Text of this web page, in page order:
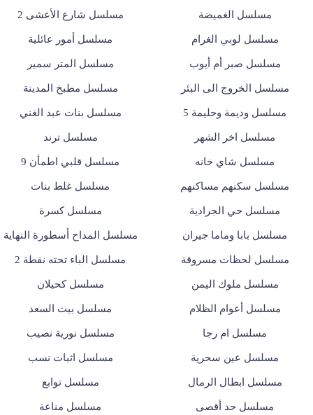
مسلسل الغميضة مسلسل شارع الأعشى 2
مسلسل لوبي الغرام مسلسل أمور عائلية
مسلسل صبر أم أيوب مسلسل المتر سمير
مسلسل الخروج الى البئر مسلسل مطبخ المدينة
مسلسل وديمة وحليمة 5 مسلسل بنات عبد الغني
مسلسل اخر الشهر مسلسل ترند
مسلسل شاي خانه مسلسل قلبي اطمأن 9
مسلسل سكنهم مساكنهم مسلسل غلط بنات
مسلسل حي الجرادية مسلسل كسرة
مسلسل بابا وماما جيران مسلسل المداح أسطورة النهاية
مسلسل لحظات مسروقة مسلسل الباء تحته نقطة 2
مسلسل ملوك اليمن مسلسل كحيلان
مسلسل أعوام الظلام مسلسل بيت السعد
مسلسل ام رجا مسلسل نورية نصيب
مسلسل عين سحرية مسلسل اثبات نسب
مسلسل ابطال الرمال مسلسل توابع
مسلسل حد أقصى مسلسل مناعة